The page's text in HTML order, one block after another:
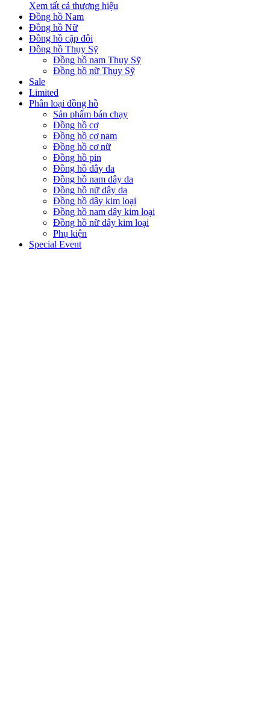
Xem tất cả thương hiệu
Đồng hồ Nam
Đồng hồ Nữ
Đồng hồ cặp đôi
Đồng hồ Thụy Sỹ
Đồng hồ nam Thụy Sỹ
Đồng hồ nữ Thụy Sỹ
Sale
Limited
Phân loại đồng hồ
Sản phẩm bán chạy
Đồng hồ cơ
Đồng hồ cơ nam
Đồng hồ cơ nữ
Đồng hồ pin
Đồng hồ dây da
Đồng hồ nam dây da
Đồng hồ nữ dây da
Đồng hồ dây kim loại
Đồng hồ nam dây kim loại
Đồng hồ nữ dây kim loại
Phụ kiện
Special Event